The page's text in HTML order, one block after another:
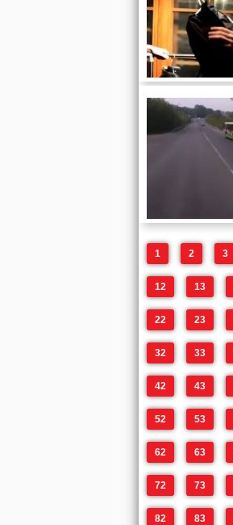
1 2 3
12 13
22 23
32 33
42 43
52 53
62 63
72 73
82 83